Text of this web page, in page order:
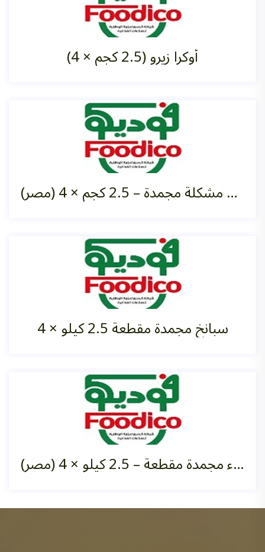
أوكرا زيرو (2.5 كجم ×‏ 4)
خضروات مشكلة مجمدة – 2.5 كجم ×‏ 4 (مصر)
سبانخ مجمدة مقطعة 2.5 كيلو ×‏ 4
فاصوليا خضراء مجمدة مقطعة – 2.5 كيلو ×‏ 4 (مصر)